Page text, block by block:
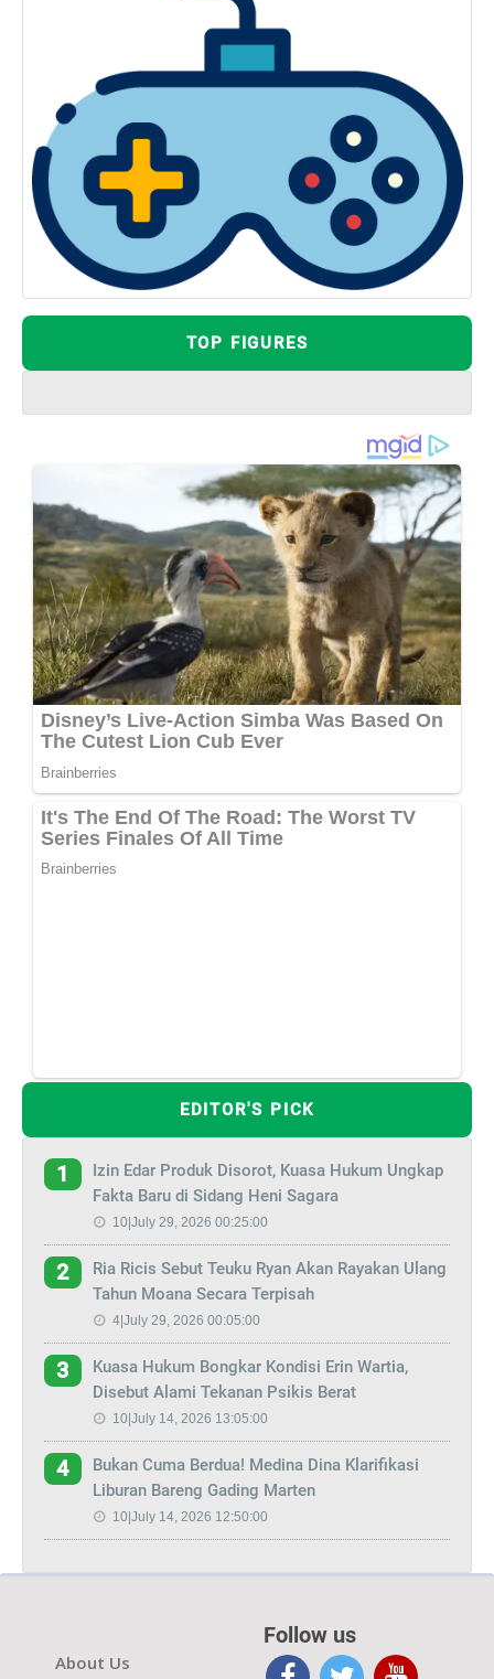
TOP FIGURES
EDITOR'S PICK
1
Izin Edar Produk Disorot, Kuasa Hukum Ungkap
Fakta Baru di Sidang Heni Sagara
10|July 29, 2026 00:25:00
2
Ria Ricis Sebut Teuku Ryan Akan Rayakan Ulang
Tahun Moana Secara Terpisah
4|July 29, 2026 00:05:00
3
Kuasa Hukum Bongkar Kondisi Erin Wartia,
Disebut Alami Tekanan Psikis Berat
10|July 14, 2026 13:05:00
4
Bukan Cuma Berdua! Medina Dina Klarifikasi
Liburan Bareng Gading Marten
10|July 14, 2026 12:50:00
About Us
Follow us